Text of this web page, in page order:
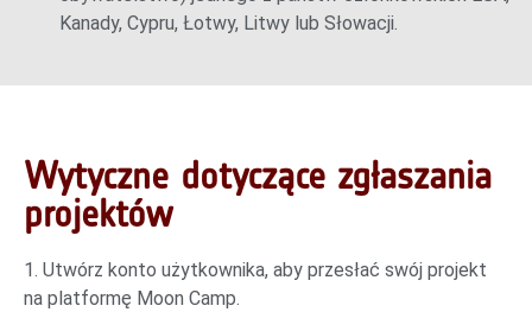
Kanady, Cypru, Łotwy, Litwy lub Słowacji.
Wytyczne dotyczące zgłaszania
projektów
1. Utwórz konto użytkownika, aby przesłać swój projekt
na platformę Moon Camp.